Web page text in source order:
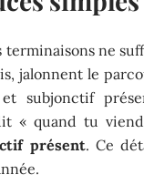
ne
jalonnent le
subjonctif
« quand tu
présent. Ce